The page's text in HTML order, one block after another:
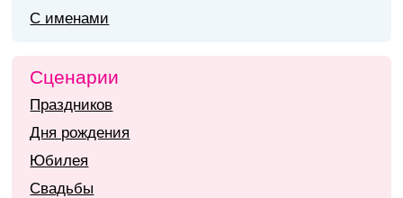
С именами
Сценарии
Праздников
Дня рождения
Юбилея
Свадьбы